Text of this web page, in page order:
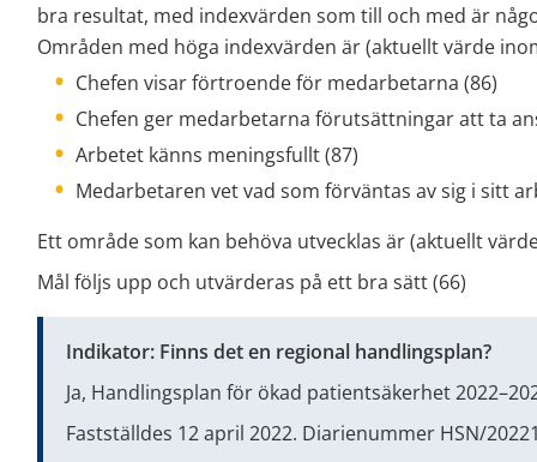
bra resultat, med indexvärden som till och med är
Områden med höga indexvärden är (aktuellt värde
Chefen visar förtroende för medarbetarna (86)
Chefen ger medarbetarna förutsättningar att ta
Arbetet känns meningsfullt (87)
Medarbetaren vet vad som förväntas av sig i sitt
Ett område som kan behöva utvecklas är (aktuellt
Mål följs upp och utvärderas på ett bra sätt (66)
Indikator: Finns det en regional handlingsplan?
Ja, Handlingsplan för ökad patientsäkerhet
Fastställdes 12 april 2022. Diarienummer HSN/